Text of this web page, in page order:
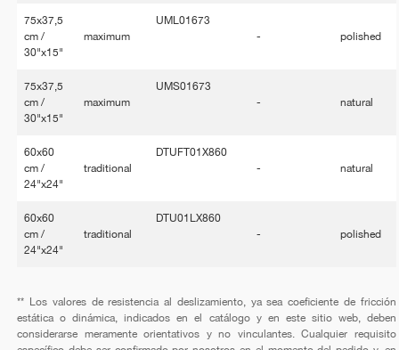
75x37,5
cm /
30"x15"
maximum
UML01673
-
polished
75x37,5
cm /
30"x15"
maximum
UMS01673
-
natural
60x60
cm /
24"x24"
traditional
DTUFT01X860
-
natural
60x60
cm /
24"x24"
traditional
DTU01LX860
-
polished
** Los valores de resistencia al deslizamiento, ya sea coeficiente de fricción
estática o dinámica, indicados en el catálogo y en este sitio web, deben
considerarse meramente orientativos y no vinculantes. Cualquier requisito